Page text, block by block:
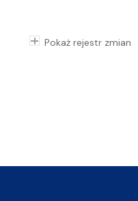
Pokaż rejestr zmian